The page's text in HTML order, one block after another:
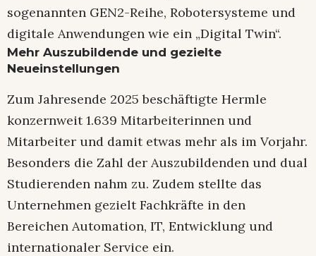
sogenannten GEN2-Reihe, Robotersysteme und
digitale Anwendungen wie ein „Digital Twin“.
Mehr Auszubildende und gezielte
Neueinstellungen
Zum Jahresende 2025 beschäftigte Hermle
konzernweit 1.639 Mitarbeiterinnen und
Mitarbeiter und damit etwas mehr als im Vorjahr.
Besonders die Zahl der Auszubildenden und dual
Studierenden nahm zu. Zudem stellte das
Unternehmen gezielt Fachkräfte in den
Bereichen Automation, IT, Entwicklung und
internationaler Service ein.